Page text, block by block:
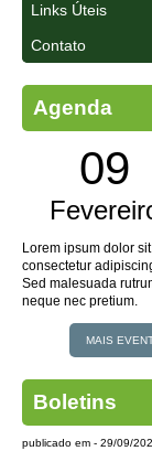
Links Úteis
Contato
Agenda
09
Lorem ipsum dolor
consectetur
Sed malesuada
neque nec pretium.
MAIS
Boletins
publicado em - 29/09/